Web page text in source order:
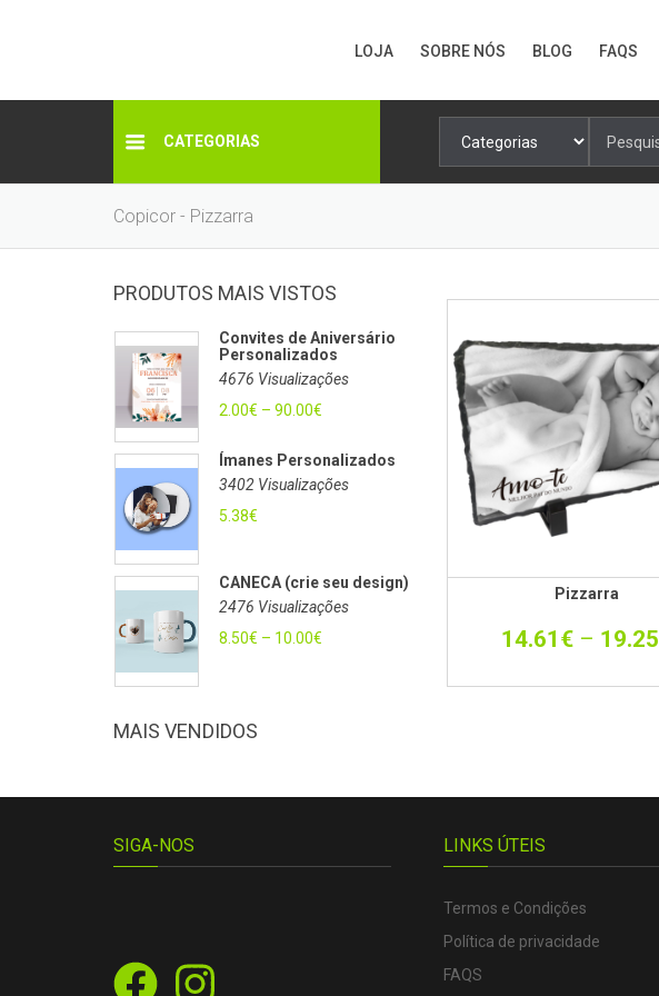
LOJA SOBRE NÓS BLOG FAQS
CATEGORIAS
por:
Copicor - Pizzarra
Pizzarra
14.61 € – 19.25
PRODUTOS MAIS VISTOS
Convites de Aniversário
Personalizados
4676 Visualizações
2.00€ – 90.00€
Ímanes Personalizados
3402 Visualizações
5.38€
CANECA (crie seu design)
2476 Visualizações
8.50€ – 10.00€
MAIS VENDIDOS
SIGA-NOS LINKS ÚTEIS
Termos e Condições
Política de privacidade
FAQS